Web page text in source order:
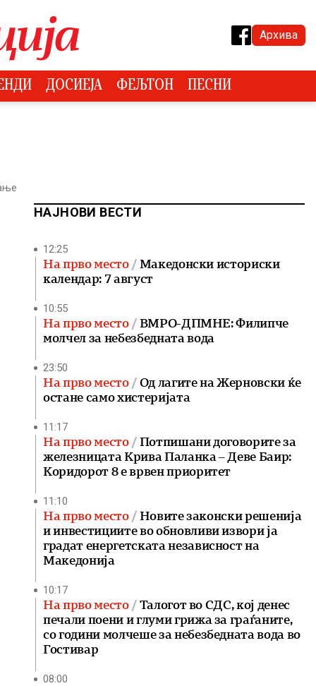
Архива
ДОСИЕЈА ФЕЉТОН ПЕСНИ
НАЈНОВИ ВЕСТИ
12:25
На прво место
Македонски историски
календар: 7 август
10:55
На прво место
ВМРО-ДПМНЕ: Филипче
молчел за небезбедната вода
23:50
На прво место
Од лагите на Жерновски ќе
остане само хистеријата
11:17
На прво место
Потпишани договорите за
железницата Крива Паланка – Деве Баир:
Коридорот 8 е врвен приоритет
11:10
На прво место
Новите законски решенија
и инвестициите во обновливи извори ја
градат енергетската независност на
Македонија
10:17
На прво место
Талогот во СДС, кој денес
печали поени и глуми грижа за граѓаните,
со години молчеше за небезбедната вода во
Гостивар
08:00